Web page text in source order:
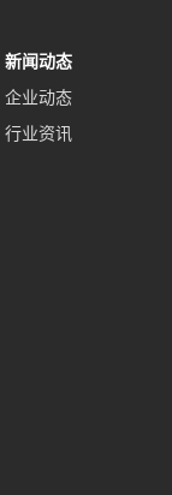
新闻动态
企业动态
行业资讯